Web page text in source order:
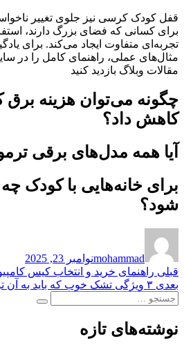
قفل کودک کرسی نیز جلوی تغییر
برای کسانی که فضای بزرگ دارند،
تجربه‌ای متفاوت ایجاد می‌کند. برای
مثال‌های عملی، راهنمای کامل را در
مقالات وبلاگ بازدید کنید
چگونه می‌توان هزینه برق
کاهش داد؟
آیا همه مدل‌های برقی
برای خانه‌هایی با کودک
شود؟
mohammadدر
نوامبر 23, 2025
راهبری
نوشته
قبلی نوشته
قبلی:
راهنمای خرید و انتخاب کیس
بعدی نوشته
بعدی:
۳ ویژگی تشک خوب که باید به آن توجه کنید!
جستجو
جستجو
نوشته‌های تازه